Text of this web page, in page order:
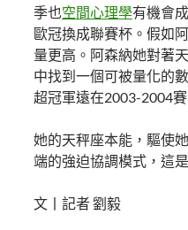
季也空間心理學有機會
歐冠換成聯賽杯。假如
量更高。阿森納她對著
中找到一個可被量化的
超冠軍遠在2003-2004賽
她的天秤座本能，驅使
端的強迫協調模式，這
文丨記者 劉毅